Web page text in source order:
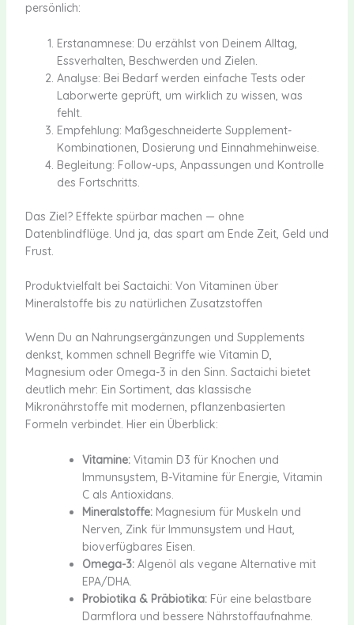
persönlich:
Erstanamnese: Du erzählst von Deinem Alltag,
Essverhalten, Beschwerden und Zielen.
Analyse: Bei Bedarf werden einfache Tests oder
Laborwerte geprüft, um wirklich zu wissen, was
fehlt.
Empfehlung: Maßgeschneiderte Supplement-
Kombinationen, Dosierung und Einnahmehinweise.
Begleitung: Follow-ups, Anpassungen und Kontrolle
des Fortschritts.
Das Ziel? Effekte spürbar machen — ohne
Datenblindflüge. Und ja, das spart am Ende Zeit, Geld und
Frust.
Produktvielfalt bei Sactaichi: Von Vitaminen über
Mineralstoffe bis zu natürlichen Zusatzstoffen
Wenn Du an Nahrungsergänzungen und Supplements
denkst, kommen schnell Begriffe wie Vitamin D,
Magnesium oder Omega-3 in den Sinn. Sactaichi bietet
deutlich mehr: Ein Sortiment, das klassische
Mikronährstoffe mit modernen, pflanzenbasierten
Formeln verbindet. Hier ein Überblick:
Vitamine:Vitamin D3 für Knochen und
Immunsystem, B-Vitamine für Energie, Vitamin
C als Antioxidans.
Mineralstoffe:Magnesium für Muskeln und
Nerven, Zink für Immunsystem und Haut,
bioverfügbares Eisen.
Omega-3:Algenöl als vegane Alternative mit
EPA/DHA.
Probiotika & Präbiotika:Für eine belastbare
Darmflora und bessere Nährstoffaufnahme.